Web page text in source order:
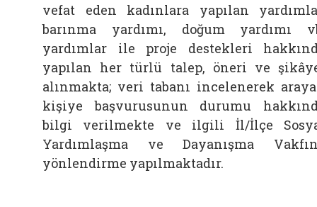
vefat eden kadınlara yapılan
barınma yardımı, doğum yardımı
yardımlar ile proje destekleri
yapılan her türlü talep, öneri ve
alınmakta; veri tabanı incelenerek
kişiye başvurusunun durumu
bilgi verilmekte ve ilgili İl/İlçe
Yardımlaşma ve Dayanışma
yönlendirme yapılmaktadır.